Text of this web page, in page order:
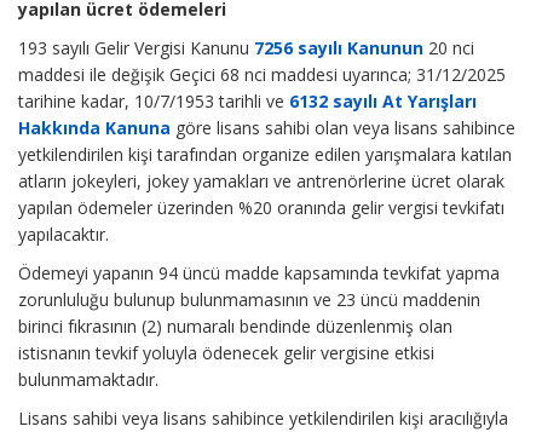
yapılan ücret ödemeleri
193 sayılı Gelir Vergisi Kanunu 7256 sayılı Kanunun 20 nci
maddesi ile değişik Geçici 68 nci maddesi uyarınca; 31/12/2025
tarihine kadar, 10/7/1953 tarihli ve 6132 sayılı At Yarışları
Hakkında Kanuna göre lisans sahibi olan veya lisans sahibince
yetkilendirilen kişi tarafından organize edilen yarışmalara katılan
atların jokeyleri, jokey yamakları ve antrenörlerine ücret olarak
yapılan ödemeler üzerinden %20 oranında gelir vergisi tevkifatı
yapılacaktır.
Ödemeyi yapanın 94 üncü madde kapsamında tevkifat yapma
zorunluluğu bulunup bulunmamasının ve 23 üncü maddenin
birinci fıkrasının (2) numaralı bendinde düzenlenmiş olan
istisnanın tevkif yoluyla ödenecek gelir vergisine etkisi
bulunmamaktadır.
Lisans sahibi veya lisans sahibince yetkilendirilen kişi aracılığıyla